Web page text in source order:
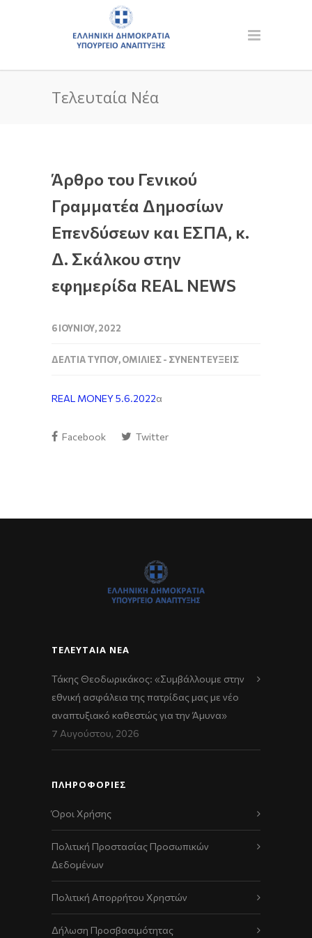
Τελευταία Νέα
Άρθρο του Γενικού
Γραμματέα Δημοσίων
Επενδύσεων και ΕΣΠΑ, κ.
Δ. Σκάλκου στην
εφημερίδα REAL NEWS
6 ΙΟΥΝΊΟΥ, 2022
ΔΕΛΤΊΑ ΤΎΠΟΥ,ΟΜΙΛΊΕΣ - ΣΥΝΕΝΤΕΎΞΕΙΣ
REAL MONEY 5.6.2022α
Facebook Twitter
ΤΕΛΕΥΤΑΊΑ ΝΈΑ
Τάκης Θεοδωρικάκος: «Συμβάλλουμε στην
εθνική ασφάλεια της πατρίδας μας με νέο
αναπτυξιακό καθεστώς για την Άμυνα»
7 Αυγούστου, 2026
ΠΛΗΡΟΦΟΡΙΕΣ
Όροι Χρήσης
Πολιτική Προστασίας Προσωπικών
Δεδομένων
Πολιτική Απορρήτου Χρηστών
Δήλωση Προσβασιμότητας